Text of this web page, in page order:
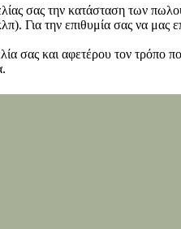
σας την κατάσταση των
Για την επιθυμία σας να μας
σας και αφετέρου τον τρόπο